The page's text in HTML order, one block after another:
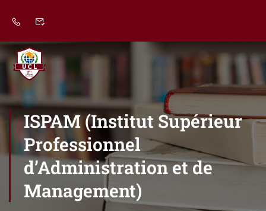
ISPAM (Institut Supérieur
Professionnel
d’Administration et de
Management)